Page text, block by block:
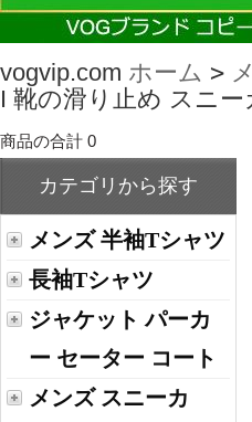
vogvip.com ホーム >
I 靴の滑り止め スニー
商品の合計 0
カテゴリから探す
メンズ 半袖Tシャツ
長袖Tシャツ
ジャケット パーカ
ー セーター コート
メンズ スニーカ